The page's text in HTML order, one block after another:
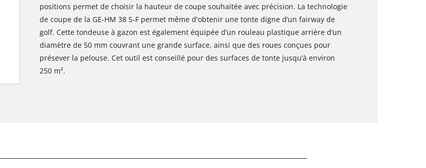
positions permet de choisir la hauteur de coupe souhaitée avec précision. La technologie
de coupe de la GE-HM 38 S-F permet même d'obtenir une tonte digne d’un fairway de
golf. Cette tondeuse à gazon est également équipée d’un rouleau plastique arrière d’un
diamètre de 50 mm couvrant une grande surface, ainsi que des roues conçues pour
présever la pelouse. Cet outil est conseillé pour des surfaces de tonte jusqu’à environ
250 m².